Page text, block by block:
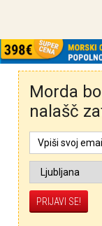
Morda
nalašč